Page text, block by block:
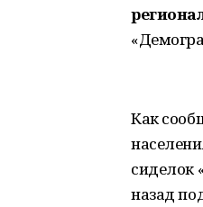
Как
сиделок
назад